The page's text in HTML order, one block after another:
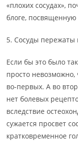
«плохих сосудах»,
блоге, посвященную
5. Сосуды пережаты
Если бы это было
просто невозможно,
во-первых. А во
нет болевых
вследствие
сужается просвет
кратковременное